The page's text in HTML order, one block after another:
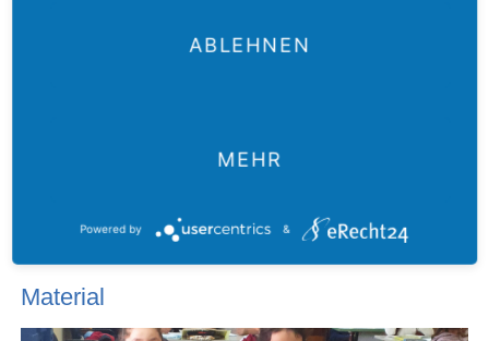
(VR-Bank Mittelfranken Mitte)
Material
ABLEHNEN
MEHR
Powered by &